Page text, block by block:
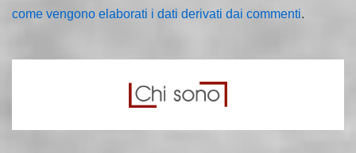
come vengono elaborati i dati derivati dai commenti.